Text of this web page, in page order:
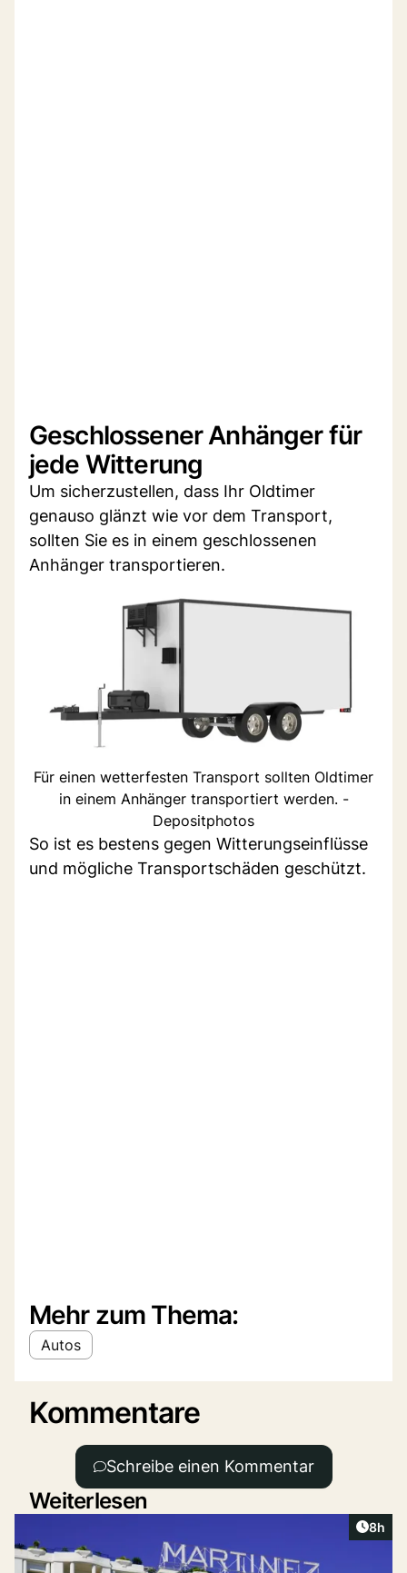
Geschlossener Anhänger für
jede Witterung
Um sicherzustellen, dass Ihr Oldtimer
genauso glänzt wie vor dem Transport,
sollten Sie es in einem geschlossenen
Anhänger transportieren.
Für einen wetterfesten Transport sollten Oldtimer
in einem Anhänger transportiert werden. -
Depositphotos
So ist es bestens gegen Witterungseinflüsse
und mögliche Transportschäden geschützt.
Mehr zum Thema:
Autos
Kommentare
Schreibe einen Kommentar
Weiterlesen
8h